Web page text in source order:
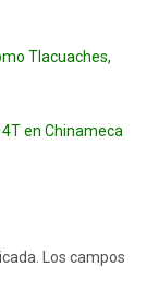
Tlacuaches,
en Chinameca
Los campos